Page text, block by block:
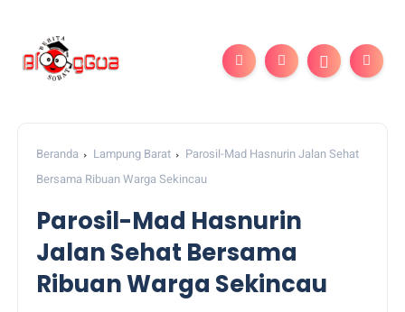
Beranda Lampung Barat
Parosil-Mad Hasnurin Jalan Sehat
Bersama Ribuan Warga Sekincau
Parosil-Mad Hasnurin
Jalan Sehat Bersama
Ribuan Warga Sekincau